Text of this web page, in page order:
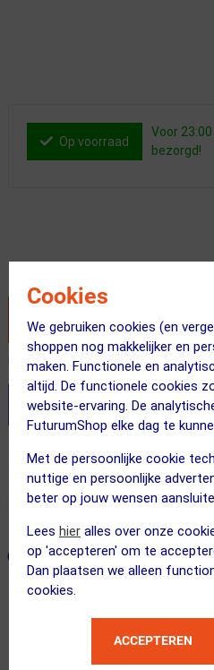
Cookies
We gebruiken cookies (en
shoppen nog makkelijker en
maken. Functionele en
altijd. De functionele cookies
website-ervaring. De
FuturumShop elke dag te
Met de persoonlijke cookie
nuttige en persoonlijke
beter op jouw wensen
Lees hier alles over onze
op 'accepteren' om te
Dan plaatsen we alleen
cookies.
ACCEPTEREN
Op voorraad
Voor
bezorgd!
VOEG TOE AAN WINKELWAGEN
Recent besteld door 32 klanten!
Stel je productvragen aan onze
Gratis verzending vanaf €49
Voor 23:00 uur besteld,
← Terug naar productnavigatie
ONZE AANBEVOLEN
KMC
X8